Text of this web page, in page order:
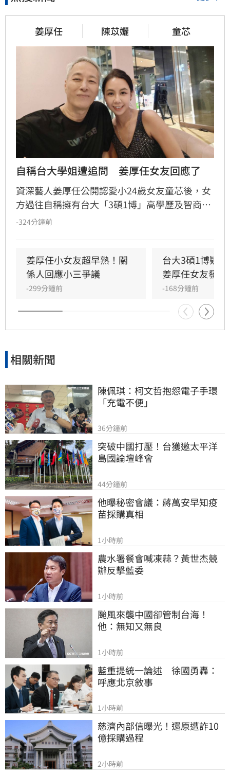
姜厚任 陳苡孋 童芯
自稱台大學姐遭追問　姜厚任女友回應了
資深藝人姜厚任公開認愛小24歲女友童芯後，女
方過往自稱擁有台大「3碩1博」高學歷及智商
146等背景引發外界高度質疑。童芯日前於社群
件，導致話題持續發酵，網友針對其學歷真實性
仍存有諸多疑問。面對女友身陷輿論風波，姜厚
任展現力挺態度，笑稱兩人的戀情已像偵探片，
-324分鐘前
姜厚任小女友超早熟！關
係人回應小三爭議
-299分鐘前
台大3碩1博疑
姜厚任女友發聲
-168分鐘前
相關新聞
陳佩琪：柯文哲抱怨電子手環
「充電不便」
36分鐘前
突破中國打壓！台獲邀太平洋
島國論壇峰會
44分鐘前
他曝秘密會議：蔣萬安早知疫
苗採購真相
1小時前
農水署餐會喊凍蒜？黃世杰競
辦反擊藍委
1小時前
颱風來襲中國卻管制台海！
他：無知又無良
1小時前
藍重提統一論述　徐國勇轟：
呼應北京敘事
1小時前
慈濟內部信曝光！還原遭詐10
億採購過程
2小時前